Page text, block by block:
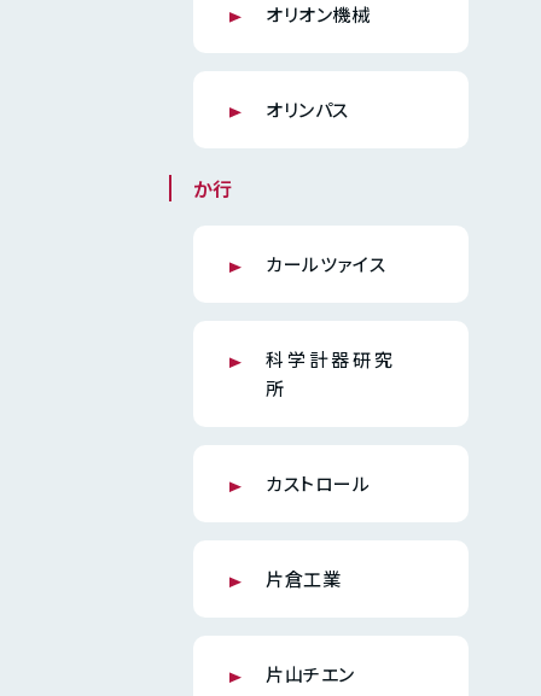
オリオン機械
オリンパス
か行
カールツァイス
科学計器研究
所
カストロール
片倉工業
片山チエン